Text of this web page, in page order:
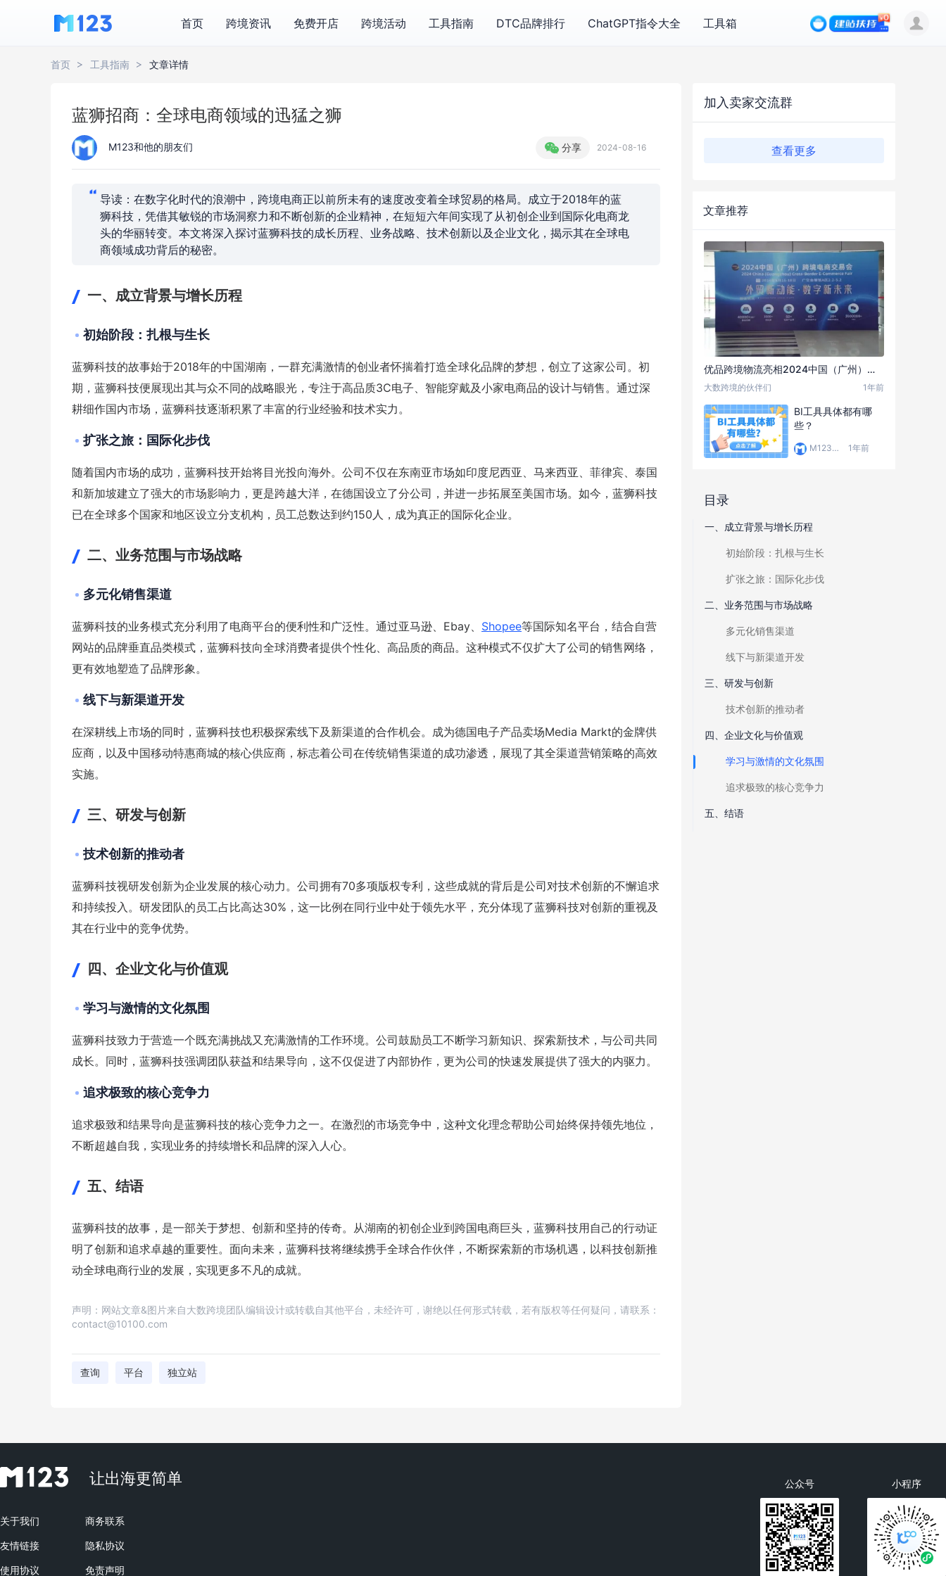
首页 跨境资讯 免费开店 跨境活动 工具指南 DTC品牌排行 ChatGPT指令大全 工具箱
首页 工具指南 文章详情
蓝狮招商：全球电商领域的迅猛之狮
M123和他的朋友们 分享 2024-08-16
导读：在数字化时代的浪潮中，跨境电商正以前所未有的速度改变着全球贸易的格局。成立于2018年的蓝
狮科技，凭借其敏锐的市场洞察力和不断创新的企业精神，在短短六年间实现了从初创企业到国际化电商龙
头的华丽转变。本文将深入探讨蓝狮科技的成长历程、业务战略、技术创新以及企业文化，揭示其在全球电
商领域成功背后的秘密。
一、成立背景与增长历程
初始阶段：扎根与生长
蓝狮科技的故事始于2018年的中国湖南，一群充满激情的创业者怀揣着打造全球化品牌的梦想，创立了这家公司。初
期，蓝狮科技便展现出其与众不同的战略眼光，专注于高品质3C电子、智能穿戴及小家电商品的设计与销售。通过深
耕细作国内市场，蓝狮科技逐渐积累了丰富的行业经验和技术实力。
扩张之旅：国际化步伐
随着国内市场的成功，蓝狮科技开始将目光投向海外。公司不仅在东南亚市场如印度尼西亚、马来西亚、菲律宾、泰国
和新加坡建立了强大的市场影响力，更是跨越大洋，在德国设立了分公司，并进一步拓展至美国市场。如今，蓝狮科技
已在全球多个国家和地区设立分支机构，员工总数达到约150人，成为真正的国际化企业。
二、业务范围与市场战略
多元化销售渠道
蓝狮科技的业务模式充分利用了电商平台的便利性和广泛性。通过亚马逊、Ebay、 Shopee等国际知名平台，结合自营
网站的品牌垂直品类模式，蓝狮科技向全球消费者提供个性化、高品质的商品。这种模式不仅扩大了公司的销售网络，
更有效地塑造了品牌形象。
线下与新渠道开发
在深耕线上市场的同时，蓝狮科技也积极探索线下及新渠道的合作机会。成为德国电子产品卖场Media Markt的金牌供
应商，以及中国移动特惠商城的核心供应商，标志着公司在传统销售渠道的成功渗透，展现了其全渠道营销策略的高效
实施。
三、研发与创新
技术创新的推动者
蓝狮科技视研发创新为企业发展的核心动力。公司拥有70多项版权专利，这些成就的背后是公司对技术创新的不懈追求
和持续投入。研发团队的员工占比高达30%，这一比例在同行业中处于领先水平，充分体现了蓝狮科技对创新的重视及
其在行业中的竞争优势。
四、企业文化与价值观
学习与激情的文化氛围
蓝狮科技致力于营造一个既充满挑战又充满激情的工作环境。公司鼓励员工不断学习新知识、探索新技术，与公司共同
成长。同时，蓝狮科技强调团队获益和结果导向，这不仅促进了内部协作，更为公司的快速发展提供了强大的内驱力。
追求极致的核心竞争力
追求极致和结果导向是蓝狮科技的核心竞争力之一。在激烈的市场竞争中，这种文化理念帮助公司始终保持领先地位，
不断超越自我，实现业务的持续增长和品牌的深入人心。
五、结语
蓝狮科技的故事，是一部关于梦想、创新和坚持的传奇。从湖南的初创企业到跨国电商巨头，蓝狮科技用自己的行动证
明了创新和追求卓越的重要性。面向未来，蓝狮科技将继续携手全球合作伙伴，不断探索新的市场机遇，以科技创新推
动全球电商行业的发展，实现更多不凡的成就。
声明：网站文章&图片来自大数跨境团队编辑设计或转载自其他平台，未经许可，谢绝以任何形式转载，若有版权等任何疑问，请联系：
contact@10100.com
查询 平台 独立站
加入卖家交流群
查看更多
文章推荐
优品跨境物流亮相2024中国（广州）跨境电商交易会
大数跨境的伙伴们 1年前
BI工具具体都有哪
些？
M123和他的朋友们 1年前
目录
一、成立背景与增长历程
初始阶段：扎根与生长
扩张之旅：国际化步伐
二、业务范围与市场战略
多元化销售渠道
线下与新渠道开发
三、研发与创新
技术创新的推动者
四、企业文化与价值观
学习与激情的文化氛围
追求极致的核心竞争力
五、结语
让出海更简单
关于我们 商务联系
友情链接 隐私协议
使用协议 免责声明
公众号 小程序